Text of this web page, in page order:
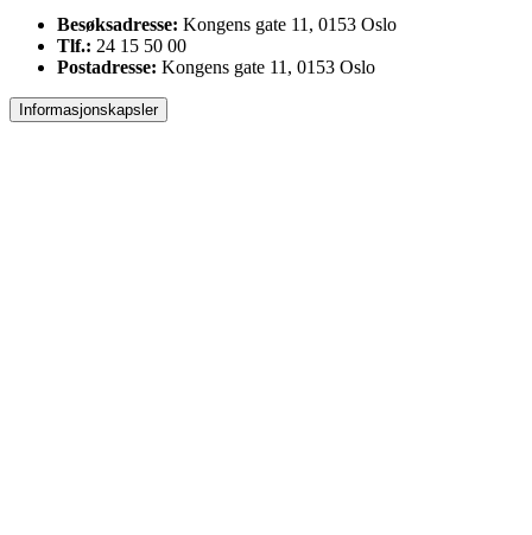
Besøksadresse: Kongens gate 11, 0153 Oslo
Tlf.: 24 15 50 00
Postadresse: Kongens gate 11, 0153 Oslo
Informasjonskapsler